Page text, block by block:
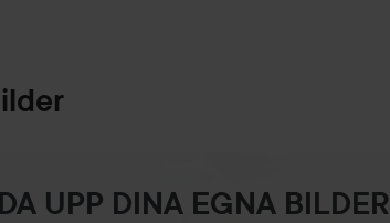
UPP DINA EGNA BILDER